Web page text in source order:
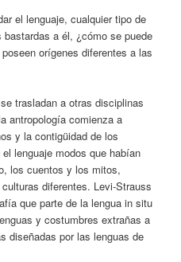
el lenguaje, cualquier tipo de
a él, ¿cómo se puede
orígenes diferentes a las
trasladan a otras disciplinas
antropología comienza a
y la contigüidad de los
lenguaje modos que habían
los cuentos y los mitos,
diferentes. Levi-Strauss
que parte de la lengua in situ
y costumbres extrañas a
diseñadas por las lenguas de